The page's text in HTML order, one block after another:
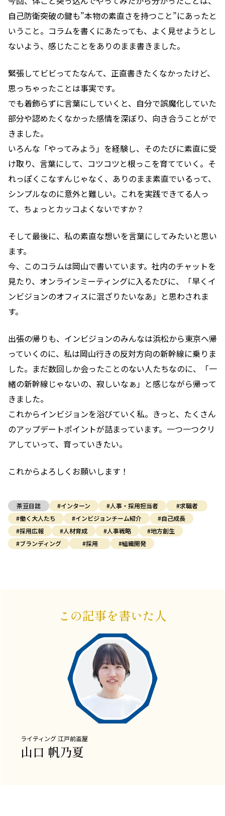
自己防衛突破の鍵も”本物の素直さを持つこと”にあったと
いうこと。コラムを書くにあたっても、よく見せようとし
ないよう、感じたことをありのまま書きました。
緊張してビビってたなんて、正直書きたくなかったけど、
思っちゃったことは事実です。
でも着飾らずに言葉にしていくと、自分で誤魔化していた
部分や認めたくなかった感情を深ぼり、向き合うことがで
きました。
いろんな「やってみよう」を経験し、そのたびに素直に受
け取り、言葉にして、コツコツと根っこを育てていく。そ
れっぽくこなすんじゃなく、ありのまま素直でいるって、
シンプルなのに意外と難しい。これを実践できてる人っ
て、ちょっとカッコよくないですか？
そして最後に、私の素直な想いを言葉にしてみたいと思い
ます。
今、このコラムは岡山で書いています。社内のチャットを
見たり、オンラインミーティングに入るたびに、「早くイ
ンビジョンのオフィスに混ざりたいなあ」と思わされま
す。
出張の帰りも、インビジョンのみんなは浜松から東京へ帰
っていくのに、私は岡山行きの反対方向の新幹線に乗りま
した。まだ数回しか会ったことのない人たちなのに、「一
緒の新幹線じゃないの、寂しいなぁ」と感じながら帰って
きました。
これからインビジョンを浴びていく私。きっと、たくさん
のアップデートポイントが詰まっています。一つ一つクリ
アしていって、育っていきたい。
これからよろしくお願いします！
茶豆日誌 #インターン #人事・採用担当者
#求職者
#働く大人たち
#インビジョンチーム紹介
#自己成長
#採用広報
#人材育成 #人事戦略
#地方創生
#ブランディング
#採用 #組織開発
この記事を書いた人
ライティング江戸前盃屋
山口 帆乃夏